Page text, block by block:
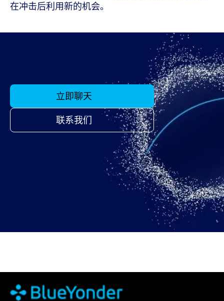
在冲击后利用新的机会。
立即聊天
联系我们